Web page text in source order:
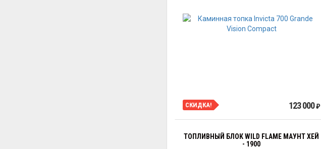
СКИДКА! 123 000₽
ТОПЛИВНЫЙ БЛОК WILD FLAME МАУНТ ХЕЙ
- 1900